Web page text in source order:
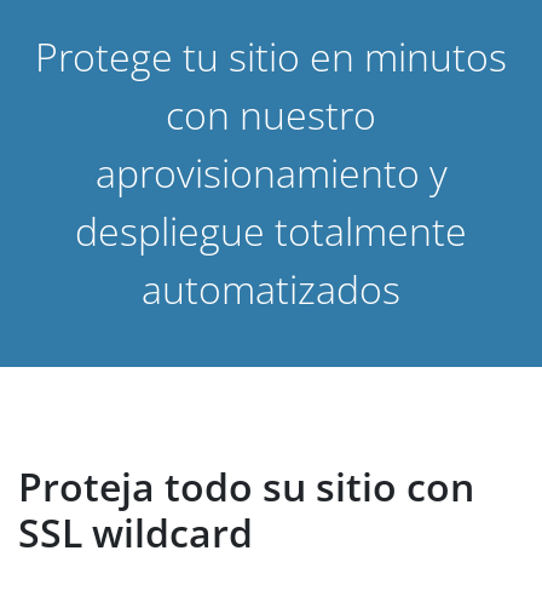
Protege tu sitio en minutos
con nuestro
aprovisionamiento y
despliegue totalmente
automatizados
Proteja todo su sitio con
SSL wildcard